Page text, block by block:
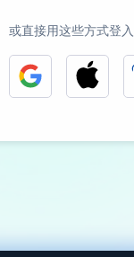
或直接用这些方式登